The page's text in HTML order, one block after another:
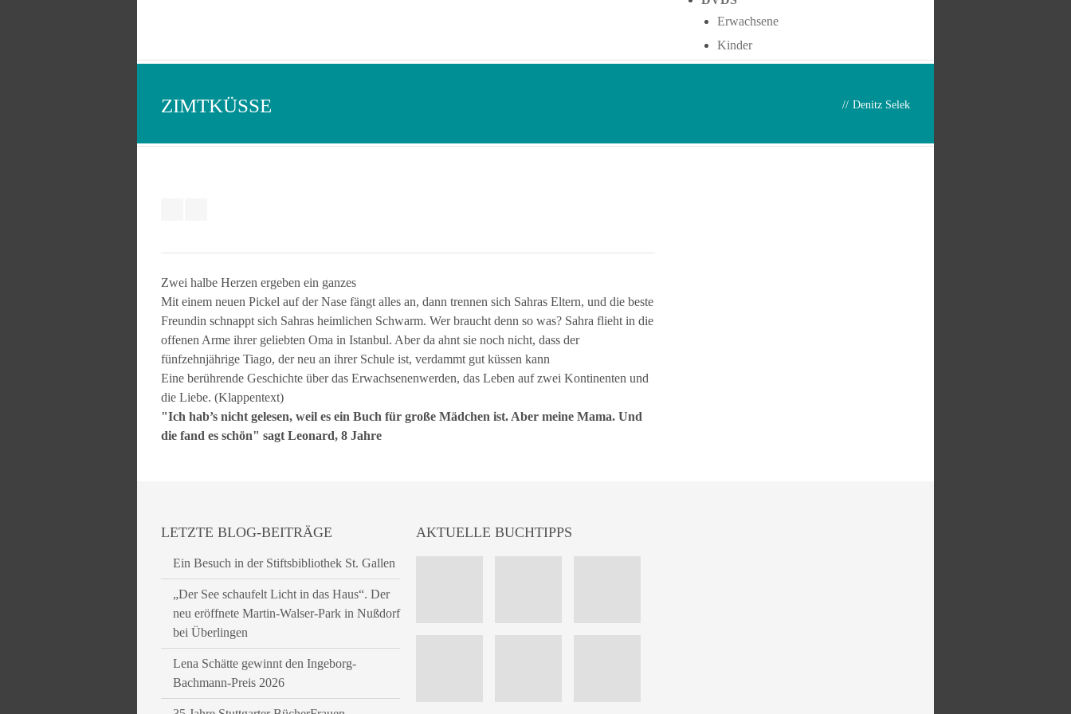
Erwachsene
Kinder
ZIMTKÜSSE // Denitz Selek
Zwei halbe Herzen ergeben ein ganzes
Mit einem neuen Pickel auf der Nase fängt alles an, dann trennen sich Sahras Eltern, und die beste
Freundin schnappt sich Sahras heimlichen Schwarm. Wer braucht denn so was? Sahra flieht in die
offenen Arme ihrer geliebten Oma in Istanbul. Aber da ahnt sie noch nicht, dass der
fünfzehnjährige Tiago, der neu an ihrer Schule ist, verdammt gut küssen kann
Eine berührende Geschichte über das Erwachsenenwerden, das Leben auf zwei Kontinenten und
die Liebe. (Klappentext)
"Ich hab’s nicht gelesen, weil es ein Buch für große Mädchen ist. Aber meine Mama. Und
die fand es schön" sagt Leonard, 8 Jahre
LETZTE BLOG-BEITRÄGE
Ein Besuch in der Stiftsbibliothek St. Gallen
„Der See schaufelt Licht in das Haus“. Der
neu eröffnete Martin-Walser-Park in Nußdorf
bei Überlingen
Lena Schätte gewinnt den Ingeborg-
Bachmann-Preis 2026
AKTUELLE BUCHTIPPS